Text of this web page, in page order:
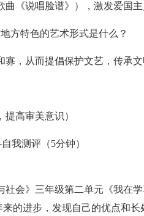
《说唱脸谱》），激发爱国主
方特色的艺术形式是什么？
，从而提倡保护文艺，传承文
高审美意识）
测评（5分钟）
会》三年级第二单元《我在
的进步，发现自己的优点和长